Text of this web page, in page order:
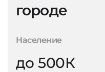
городе
Население
до 500К